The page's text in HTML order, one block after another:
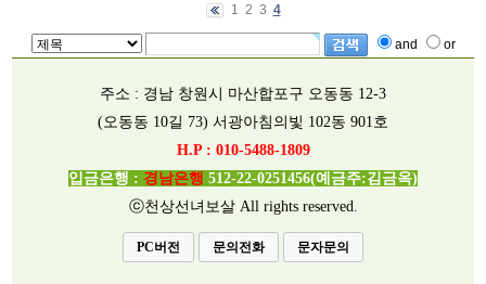
1 2 3 4
and or
주소 : 경남 창원시 마산합포구 오동동 12-3
(오동동 10길 73) 서광아침의빛 102동 901호
H.P : 010-5488-1809
입금은행 : 경남은행 512-22-0251456(예금주:김금옥)
ⓒ천상선녀보살 All rights reserved.
PC버전 문의전화 문자문의